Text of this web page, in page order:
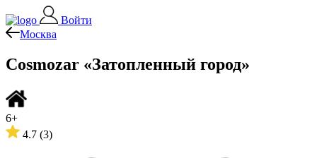
Войти
Москва
Cosmozar «Затопленный город»
6+
4.7 (3)